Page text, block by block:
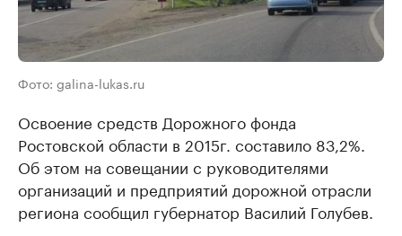
Фото: galina-lukas.ru
Освоение средств Дорожного фонда
Ростовской области в 2015г. составило 83,2%.
Об этом на совещании с руководителями
организаций и предприятий дорожной отрасли
региона сообщил губернатор Василий Голубев.